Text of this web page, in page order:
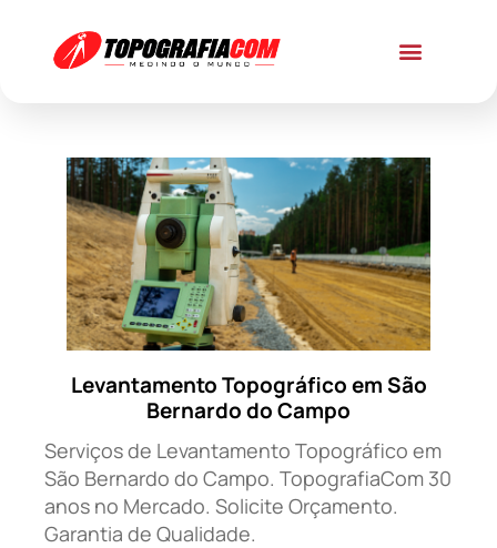
Levantamento Topográfico em São
Bernardo do Campo
Serviços de Levantamento Topográfico em
São Bernardo do Campo. TopografiaCom 30
anos no Mercado. Solicite Orçamento.
Garantia de Qualidade.